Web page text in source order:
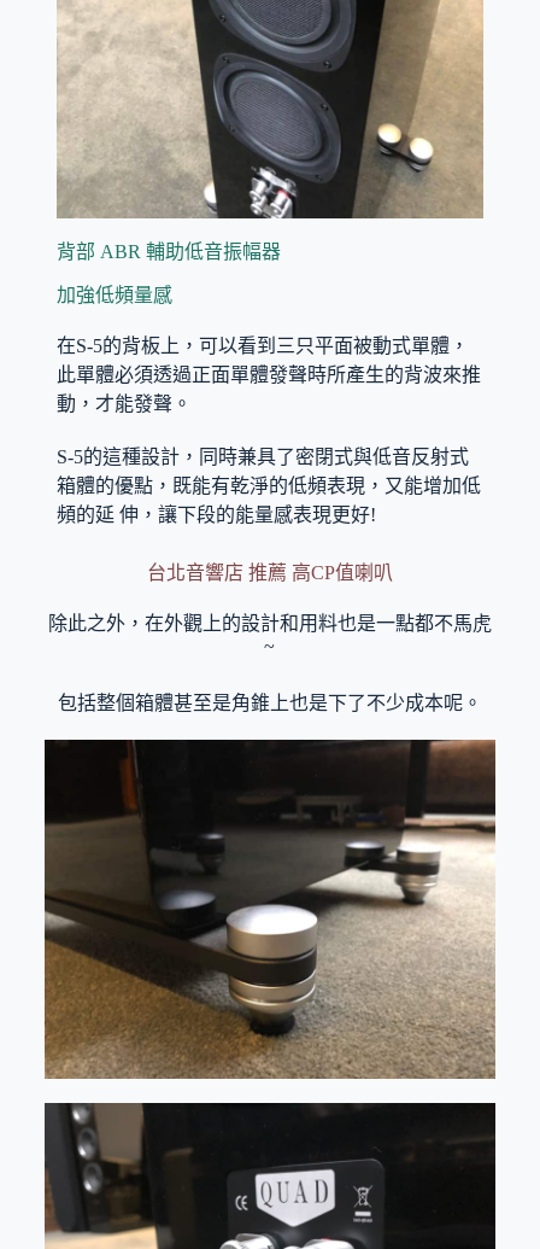
背部 ABR 輔助低音振幅器
加強低頻量感
在S-5的背板上，可以看到三只平面被動式單體，
此單體必須透過正面單體發聲時所產生的背波來推
動，才能發聲。
S-5的這種設計，同時兼具了密閉式與低音反射式
箱體的優點，既能有乾淨的低頻表現，又能增加低
頻的延 伸，讓下段的能量感表現更好!
台北音響店 推薦 高CP值喇叭
除此之外，在外觀上的設計和用料也是一點都不馬虎
~
包括整個箱體甚至是角錐上也是下了不少成本呢。